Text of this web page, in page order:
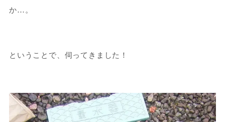
か…。
ということで、伺ってきました！